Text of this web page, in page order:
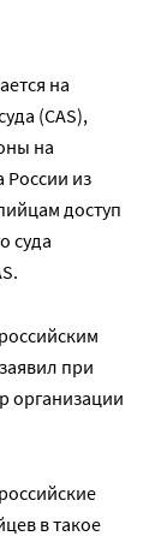
на
(CAS),
на
России из
доступ
суда
.
при
организации
в такое